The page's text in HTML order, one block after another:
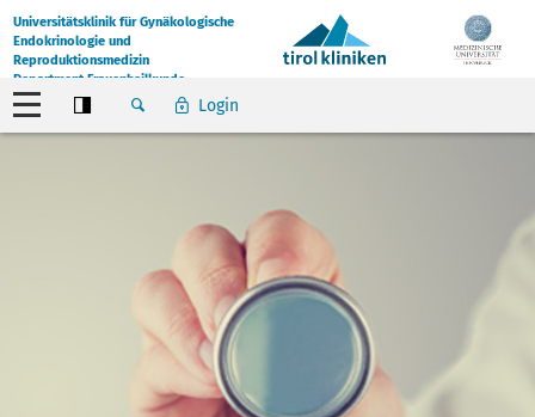
Universitätsklinik für Gynäkologische
Endokrinologie und
Reproduktionsmedizin
Department Frauenheilkunde
Login